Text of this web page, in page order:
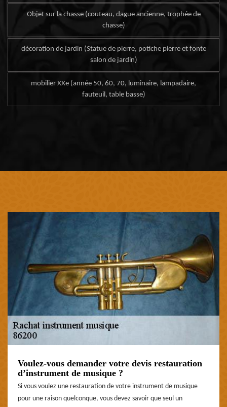
Objet sur la chasse (couteau, dague ancienne, trophée de
chasse)
décoration de jardin (Statue de pierre, potiche pierre et fonte
salon de jardin)
mobilier XXe (année 50, 60, 70, luminaire, lampadaire,
fauteuil, table basse)
Voulez-vous demander votre devis restauration
d’instrument de musique ?
Si vous voulez une restauration de votre instrument de musique
pour une raison quelconque, vous devez savoir que seul un